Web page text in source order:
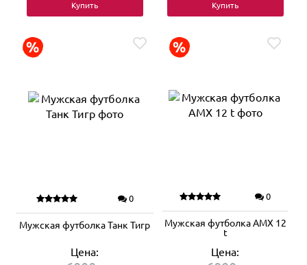
Купить Купить
0
Мужская футболка Танк Тигр
Цена:
0
Мужская футболка AMX 12
t
Цена: